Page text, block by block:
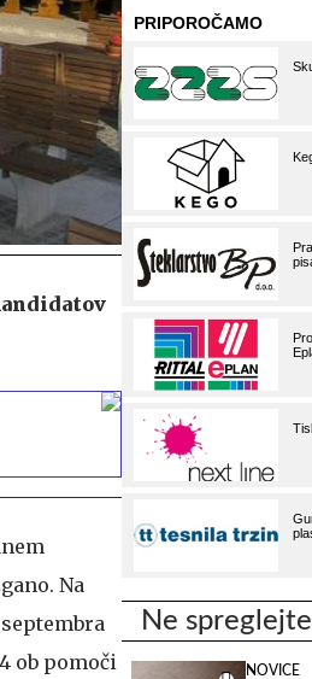
Na
ob pomoči
Ne spreglejte
NOVICE